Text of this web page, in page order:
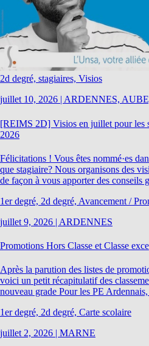
2d degré, stagiaires, Visios
juillet 10, 2026 | ARDENNES,
[REIMS 2D] Visios en juillet pour les
2026
Félicitations ! Vous êtes nommé·es
que stagiaire? Nous organisons des
de façon à vous apporter des
1er degré, 2d degré, Avancement /
juillet 9, 2026 | ARDENNES
Promotions Hors Classe et Classe
Après la parution des listes de
voici un petit récapitulatif des
nouveau grade Pour les PE
1er degré, 2d degré, Carte scolaire
juillet 2, 2026 | MARNE